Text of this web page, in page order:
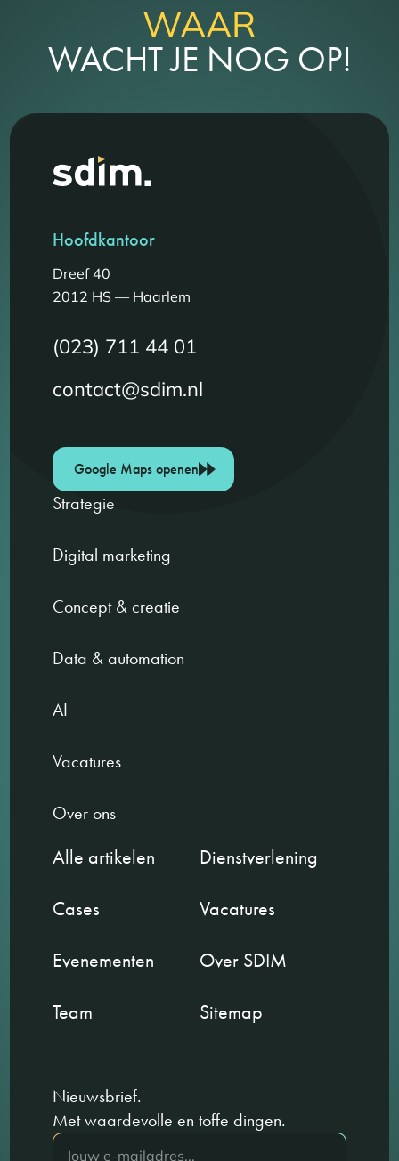
WAAR
WACHT JE NOG OP!
Hoofdkantoor
Dreef 40
2012 HS — Haarlem
(023) 711 44 01
contact@sdim.nl
Google Maps openen
Strategie
Digital marketing
Concept & creatie
Data & automation
AI
Vacatures
Over ons
Alle artikelen
Dienstverlening
Cases
Vacatures
Evenementen
Over SDIM
Team
Sitemap
Nieuwsbrief.
Met waardevolle en toffe dingen.